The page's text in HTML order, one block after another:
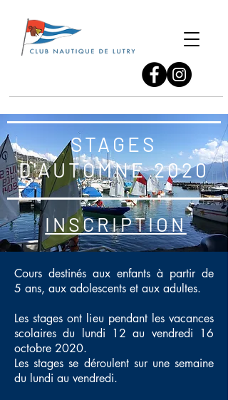
STAGES
D'AUTOMNE 2020
INSCRIPTION
Cours destinés aux enfants à partir de
5 ans, aux adolescents et aux adultes.
Les stages ont lieu pendant les vacances
scolaires du lundi 12 au vendredi 16
octobre 2020.
Les stages se déroulent sur une semaine
du lundi au vendredi.